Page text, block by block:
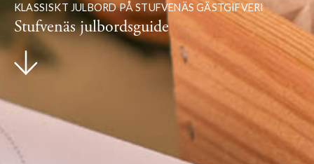
KLASSISKT JULBORD PÅ STUFVENÄS GÄSTGIFVERI
Stufvenäs julbordsguide